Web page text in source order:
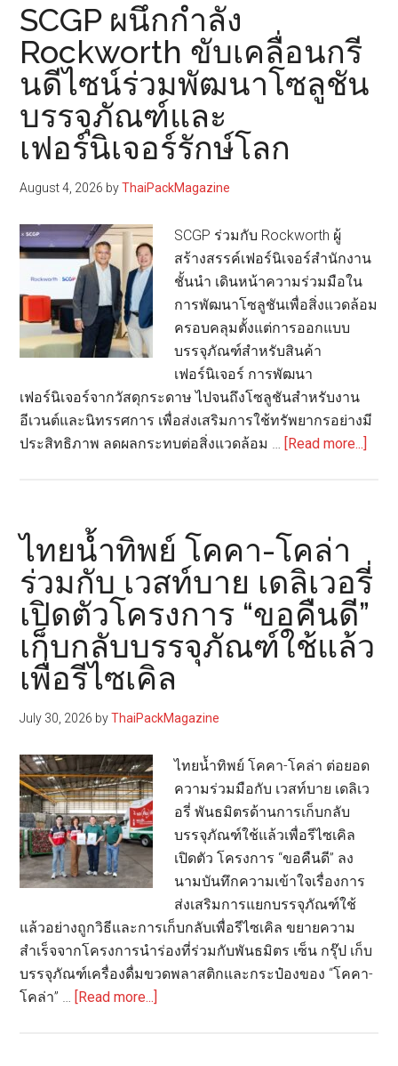
จับ
มือ
SCGC
เปิด
ตัว
บรรจุ
อาหาร
รีไซเคิล
ชนิด
Food
Grade
ราย
แรก
ใน
อาเซียน
SCGP ผนึกกำลัง
Rockworth ขับเคลื่อนกรี
นดีไซน์ร่วมพัฒนาโซลูชัน
บรรจุภัณฑ์และ
เฟอร์นิเจอร์รักษ์โลก
August 4, 2026 byThaiPackMagazine
SCGP ร่วมกับ Rockworth ผู้
สร้างสรรค์เฟอร์นิเจอร์สำนักงาน
ชั้นนำ เดินหน้าความร่วมมือใน
การพัฒนาโซลูชันเพื่อสิ่งแวดล้อม
ครอบคลุมตั้งแต่การออกแบบ
บรรจุภัณฑ์สำหรับสินค้า
เฟอร์นิเจอร์ การพัฒนา
เฟอร์นิเจอร์จากวัสดุกระดาษ ไปจนถึงโซลูชันสำหรับงาน
อีเวนต์และนิทรรศการ เพื่อส่งเสริมการใช้ทรัพยากรอย่างมี
ประสิทธิภาพ ลดผลกระทบต่อสิ่งแวดล้อม …
[Read more...]
ขับ
เคลื่
กรี
ดีไซ
และ
เฟอ
ไทยน้ำทิพย์ โคคา-โคล่า
ร่วมกับ เวสท์บาย เดลิเวอรี่
เปิดตัวโครงการ “ขอคืนดี”
เก็บกลับบรรจุภัณฑ์ใช้แล้ว
เพื่อรีไซเคิล
July 30, 2026 byThaiPackMagazine
ไทยน้ำทิพย์ โคคา-โคล่า ต่อยอด
ความร่วมมือกับ เวสท์บาย เดลิเว
อรี่ พันธมิตรด้านการเก็บกลับ
บรรจุภัณฑ์ใช้แล้วเพื่อรีไซเคิล
เปิดตัว โครงการ “ขอคืนดี” ลง
นามบันทึกความเข้าใจเรื่องการ
ส่งเสริมการแยกบรรจุภัณฑ์ใช้
แล้วอย่างถูกวิธีและการเก็บกลับเพื่อรีไซเคิล ขยายความ
สำเร็จจากโครงการนำร่องที่ร่วมกับพันธมิตร เซ็น กรุ๊ป เก็บ
บรรจุภัณฑ์เครื่องดื่มขวดพลาสติกและกระป๋องของ “โคคา-
โคล่า” …
[Read more...]